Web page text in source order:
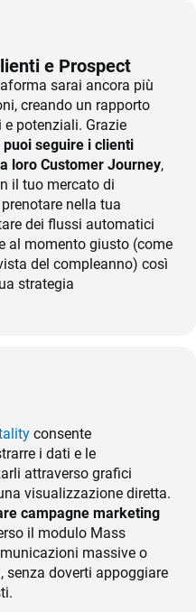
e Prospect
sarai ancora più
creando un rapporto
potenziali. Grazie
puoi seguire i clienti
loro Customer Journey,
il tuo mercato di
nella tua
dei flussi automatici
al momento giusto (come
del compleanno) così
strategia
consente
i dati e le
attraverso grafici
visualizzazione diretta.
campagne marketing
il modulo Mass
massive o
doverti appoggiare